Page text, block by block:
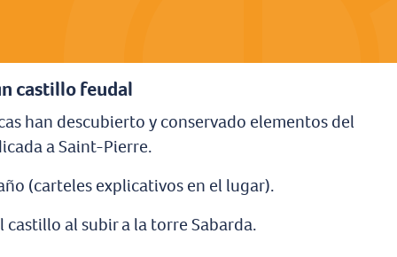
castillo feudal
han descubierto y conservado elementos del
a Saint-Pierre.
(carteles explicativos en el lugar).
al subir a la torre Sabarda.